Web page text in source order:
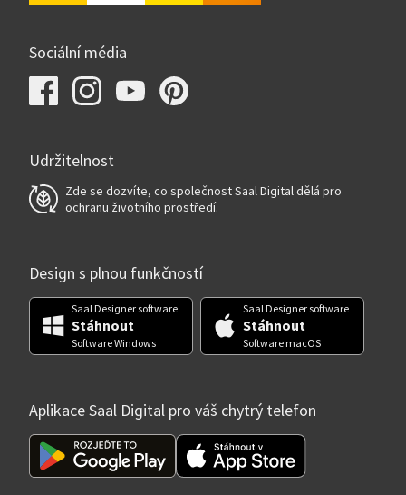
Sociální média
Udržitelnost
Zde se dozvíte, co společnost Saal Digital dělá pro
ochranu životního prostředí.
Design s plnou funkčností
Saal Designer software
Stáhnout
Software Windows
Saal Designer software
Stáhnout
Software macOS
Aplikace Saal Digital pro váš chytrý telefon